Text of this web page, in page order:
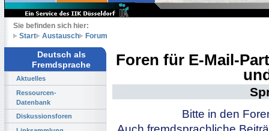
Sie befinden sich hier:
Start
Austausch Forum
Deutsch als
Fremdsprache
Aktuelles
Ressourcen-
Datenbank
Diskussionsforen
Foren für E-Mail-
Bitte in den